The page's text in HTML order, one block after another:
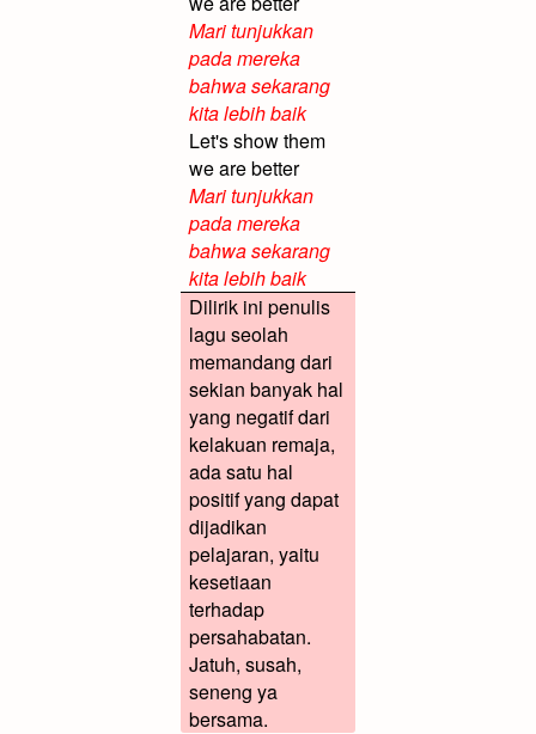
Mari tunjukkan
pada mereka
bahwa sekarang
kita lebih baik
Let's show them
we are better
Mari tunjukkan
pada mereka
bahwa sekarang
kita lebih baik
Dilirik ini penulis
lagu seolah
memandang dari
sekian banyak hal
yang negatif dari
kelakuan remaja,
ada satu hal
positif yang dapat
dijadikan
pelajaran, yaitu
kesetiaan
terhadap
persahabatan.
Jatuh, susah,
seneng ya
bersama.